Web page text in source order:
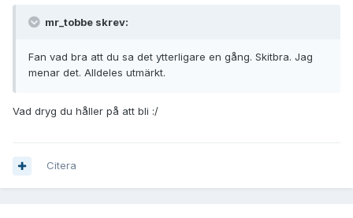
mr_tobbe skrev:
Fan vad bra att du sa det ytterligare en gång. Skitbra. Jag
menar det. Alldeles utmärkt.
Vad dryg du håller på att bli :/
Citera